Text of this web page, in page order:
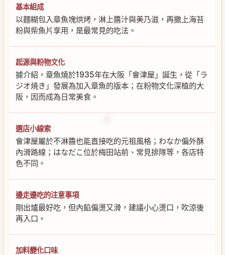
基本組成
以麵糊包入章魚塊烘烤，淋上醬汁與美乃滋，再撒上海苔
粉與柴魚片享用，是最常見的吃法。
起源與粉物文化
據介紹，章魚燒於1935年在大阪「會津屋」誕生，從「ラ
ジオ焼き」發展為加入章魚的版本；在粉物文化深植的大
阪，因而成為日常美食。
選店小線索
會津屋屬於不淋醬也能直接吃的元祖風格；わなか偏外酥
內滑路線；はなだこ位於梅田站前、常見排隊等，各店特
色不同。
邊走邊吃的注意事項
剛出爐最好吃，但內餡偏燙又滑，建議小心燙口，吹涼後
再入口。
加料變化口味